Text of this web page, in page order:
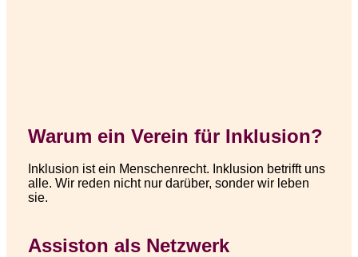
Warum ein Verein für Inklusion?
Inklusion ist ein Menschenrecht. Inklusion betrifft uns
alle. Wir reden nicht nur darüber, sonder wir leben
sie.
Assiston als Netzwerk